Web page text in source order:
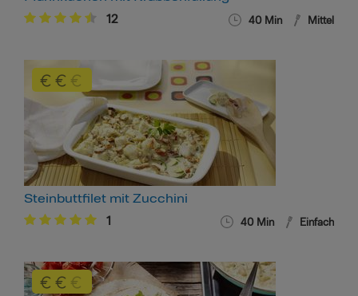
12 40 Min Mittel
Steinbuttfilet mit Zucchini
1 40 Min Einfach